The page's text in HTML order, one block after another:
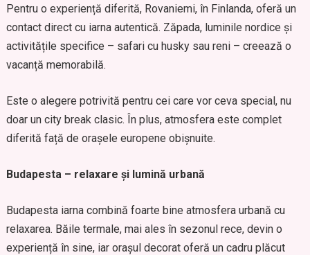
Pentru o experiență diferită, Rovaniemi, în Finlanda, oferă un
contact direct cu iarna autentică. Zăpada, luminile nordice și
activitățile specifice – safari cu husky sau reni – creează o
vacanță memorabilă.
Este o alegere potrivită pentru cei care vor ceva special, nu
doar un city break clasic. În plus, atmosfera este complet
diferită față de orașele europene obișnuite.
Budapesta – relaxare și lumină urbană
Budapesta iarna combină foarte bine atmosfera urbană cu
relaxarea. Băile termale, mai ales în sezonul rece, devin o
experiență în sine, iar orașul decorat oferă un cadru plăcut